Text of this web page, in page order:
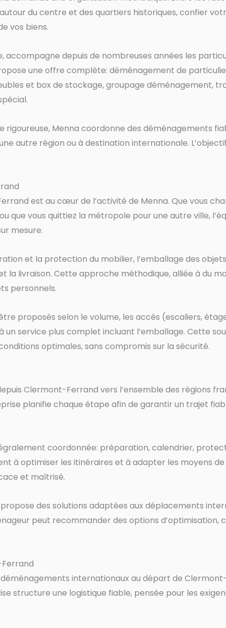
du centre et des quartiers historiques, confier
vos biens.
depuis de nombreuses années les
une offre complète: déménagement de
et box de stockage, groupage déménagement,
Menna coordonne des déménagements
autre région ou à destination internationale.
est au cœur de l’activité de Menna. Que vous
que vous quittiez la métropole pour une autre ville,
mesure.
et la protection du mobilier, l’emballage des
la livraison. Cette approche méthodique, alliée à du
personnels.
proposés selon le volume, les accès (escaliers,
service plus complet incluant l’emballage. Cette
optimales, sans compromis sur la sécurité.
Clermont-Ferrand vers l’ensemble des régions
planifie chaque étape afin de garantir un trajet
coordonnée: préparation, calendrier,
à optimiser les itinéraires et à adapter les moyens
et maîtrisé.
des solutions adaptées aux déplacements
peut recommander des options
internationaux au départ de
structure une logistique fiable, pensée pour les